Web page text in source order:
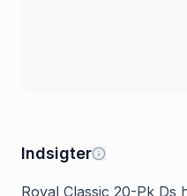
Indsigter
Royal Classic 20-Pk Ds